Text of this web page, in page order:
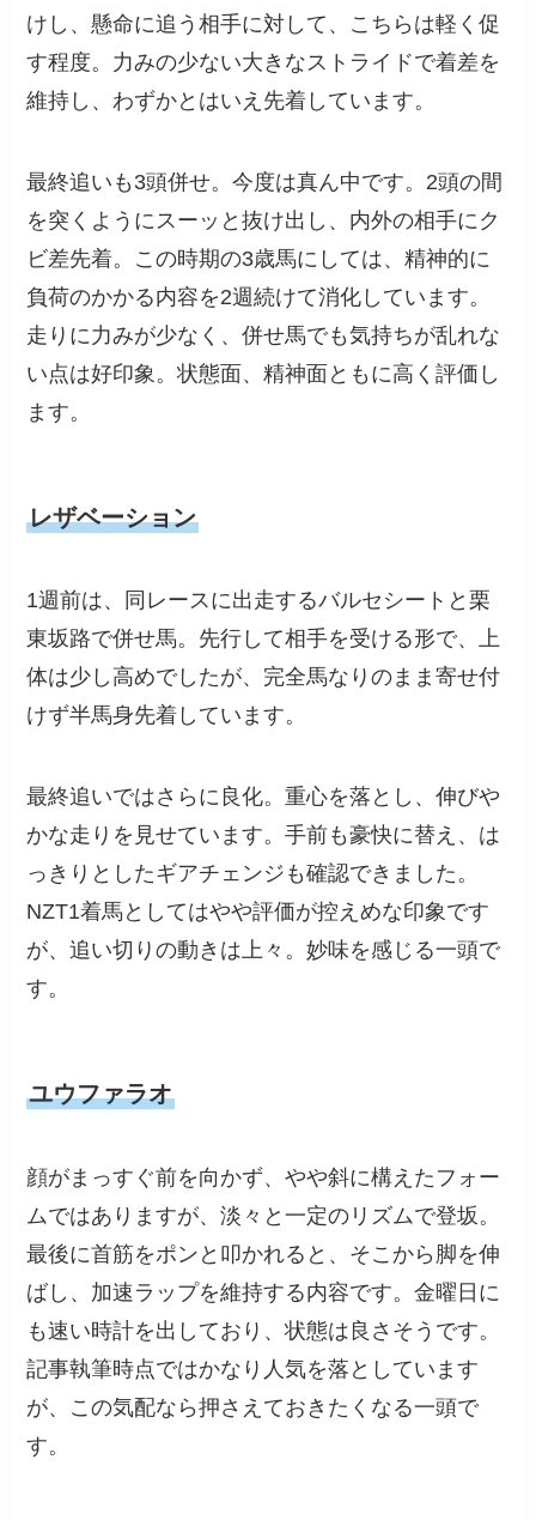
けし、懸命に追う相手に対して、こちらは軽く促
す程度。力みの少ない大きなストライドで着差を
維持し、わずかとはいえ先着しています。
最終追いも3頭併せ。今度は真ん中です。2頭の間
を突くようにスーッと抜け出し、内外の相手にク
ビ差先着。この時期の3歳馬にしては、精神的に
負荷のかかる内容を2週続けて消化しています。
走りに力みが少なく、併せ馬でも気持ちが乱れな
い点は好印象。状態面、精神面ともに高く評価し
ます。
レザベーション
1週前は、同レースに出走するバルセシートと栗
東坂路で併せ馬。先行して相手を受ける形で、上
体は少し高めでしたが、完全馬なりのまま寄せ付
けず半馬身先着しています。
最終追いではさらに良化。重心を落とし、伸びや
かな走りを見せています。手前も豪快に替え、は
っきりとしたギアチェンジも確認できました。
NZT1着馬としてはやや評価が控えめな印象です
が、追い切りの動きは上々。妙味を感じる一頭で
す。
ユウファラオ
顔がまっすぐ前を向かず、やや斜に構えたフォー
ムではありますが、淡々と一定のリズムで登坂。
最後に首筋をポンと叩かれると、そこから脚を伸
ばし、加速ラップを維持する内容です。金曜日に
も速い時計を出しており、状態は良さそうです。
記事執筆時点ではかなり人気を落としています
が、この気配なら押さえておきたくなる一頭で
す。